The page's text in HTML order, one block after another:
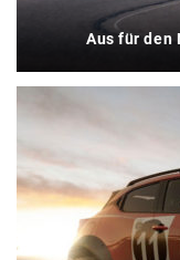
Aus für den